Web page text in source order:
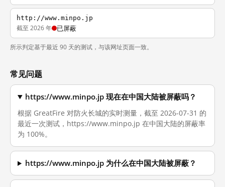
http://www.minpo.jp
截至 2026 年 已屏蔽
所示判定基于最近 90 天的测试，与该网址页面一致。
常见问题
https://www.minpo.jp 现在在中国大陆被屏蔽吗？
根据 GreatFire 对防火长城的实时测量，截至 2026-07-31 的
最近一次测试，https://www.minpo.jp 在中国大陆的屏蔽率
为 100%。
https://www.minpo.jp 为什么在中国大陆被屏蔽？